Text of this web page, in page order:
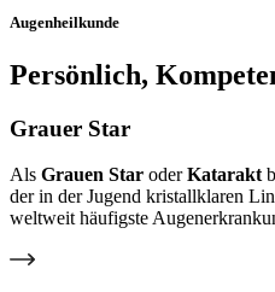
Augenheilkunde
Persönlich,
Grauer Star
Als Grauen Star oderKatarakt
der in der Jugend kristallklaren
weltweit häufigste